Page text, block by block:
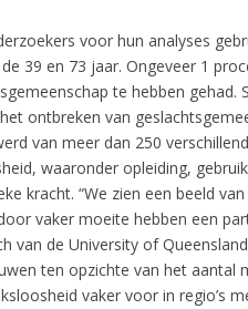
voor hun analyses
39 en 73 jaar. Ongeveer 1
te hebben gehad.
ontbreken van
van meer dan 250
waaronder opleiding,
kracht. “We zien een beeld
vaker moeite hebben een
van de University of
ten opzichte van het aantal
vaker voor in regio’s